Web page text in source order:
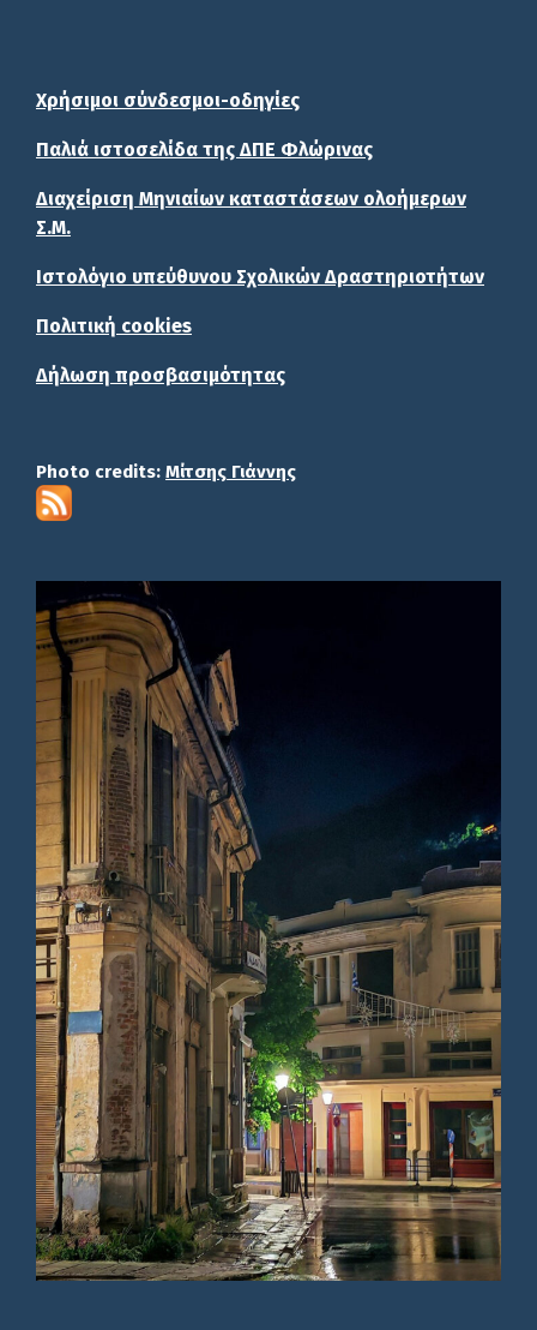
Χρήσιμοι σύνδεσμοι-οδηγίες
Παλιά ιστοσελίδα της ΔΠΕ Φλώρινας
Διαχείριση Μηνιαίων καταστάσεων ολοήμερων
Σ.Μ.
Ιστολόγιο υπεύθυνου Σχολικών Δραστηριοτήτων
Πολιτική cookies
Δήλωση προσβασιμότητας
Photo credits: Μίτσης Γιάννης